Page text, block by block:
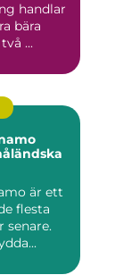
handlar
bära
...
är ett
flesta
senare.